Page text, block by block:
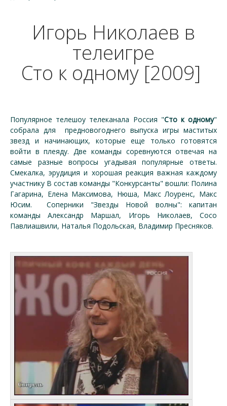
Игорь Николаев в
телеигре
Сто к одному [2009]
Популярное телешоу телеканала Россия "Сто к одному"
собрала для предновогоднего выпуска игры маститых
звезд и начинающих, которые еще только готовятся
войти в плеяду. Две команды соревнуются отвечая на
самые разные вопросы угадывая популярные ответы.
Смекалка, эрудиция и хорошая реакция важная каждому
участнику В состав команды "Конкурсанты" вошли: Полина
Гагарина, Елена Максимова, Нюша, Макс Лоуренс, Макс
Юсим. Соперники "Звезды Новой волны": капитан
команды Александр Маршал, Игорь Николаев, Сосо
Павлиашвили, Наталья Подольская, Владимир Пресняков.